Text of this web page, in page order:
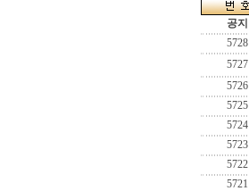
공지
5728
5727
5726
5725
5724
5723
5722
5721